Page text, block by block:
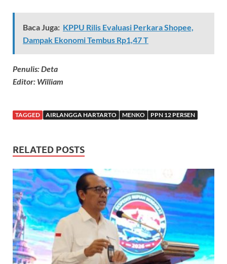
Baca Juga: KPPU Rilis Evaluasi Perkara Shopee,
Dampak Ekonomi Tembus Rp1,47 T
Penulis: Deta
Editor: William
TAGGED AIRLANGGA HARTARTO MENKO PPN 12 PERSEN
RELATED POSTS